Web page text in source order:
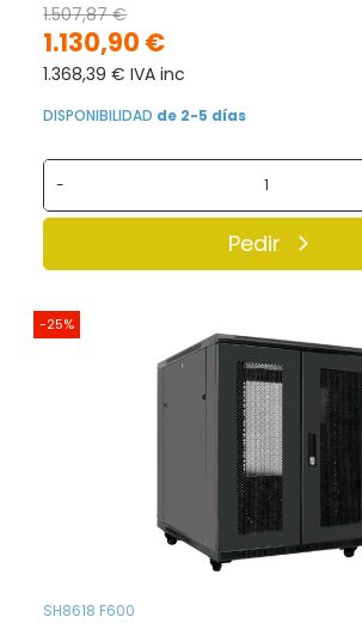
1.130,90 €
1.507,87 €
1.368,39 € IVA inc
DISPONIBILIDAD de 2-5 días
-
Pedir
-25%
SH8618 F600